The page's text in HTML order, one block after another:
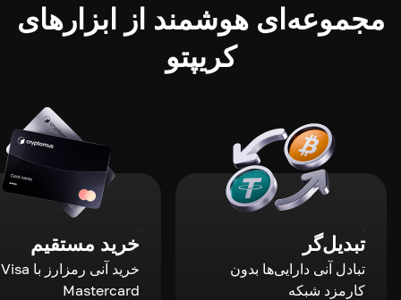
مجموعه‌ای هوشمند از ابزارهای
کریپتو
تبدیل‌گر
تبادل آنی دارایی‌ها بدون
کارمزد شبکه
خرید مستقیم
Mastercard